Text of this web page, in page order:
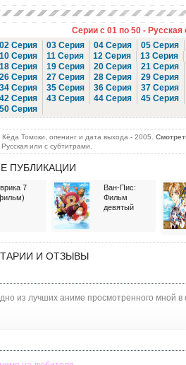
Серии с 01 по 50 - Русская
02 Серия 03 Серия 04 Серия 05 Серия
10 Серия 11 Серия 12 Серия 13 Серия
18 Серия 19 Серия 20 Серия 21 Серия
26 Серия 27 Серия 28 Серия 29 Серия
34 Серия 35 Серия 36 Серия 37 Серия
42 Серия 43 Серия 44 Серия 45 Серия
50 Серия
Томоки, опенинг и дата выхода - 2005.
Русская или с субтитрами.
ПУБЛИКАЦИИ
7
Ван-Пис:
Фильм
девятый
И ОТЗЫВЫ
из лучших аниме просмотренного мной в